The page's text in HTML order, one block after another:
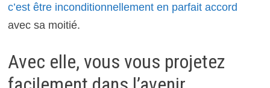
c’est être inconditionnellement en parfait accord
avec sa moitié.
Avec elle, vous vous projetez